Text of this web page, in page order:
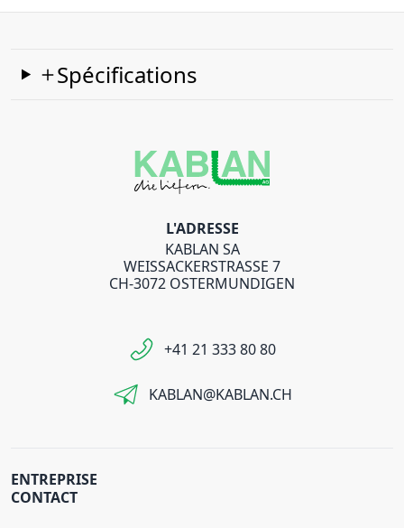
Spécifications
L'ADRESSE
KABLAN SA
WEISSACKERSTRASSE 7
CH-3072 OSTERMUNDIGEN
+41 21 333 80 80
KABLAN@KABLAN.CH
ENTREPRISE
CONTACT